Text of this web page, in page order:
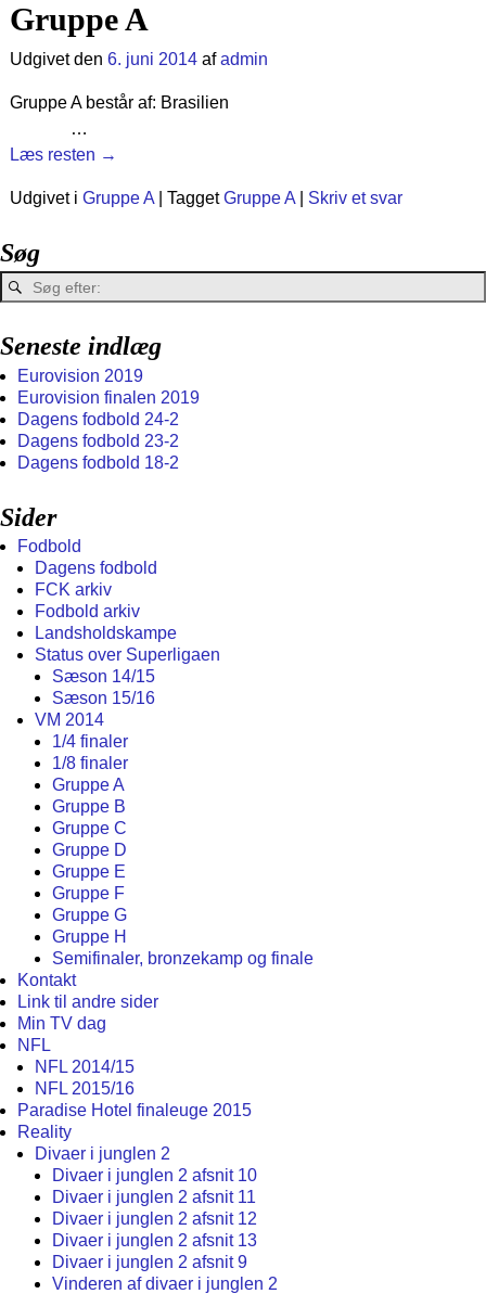
Gruppe A
Udgivet den 6. juni 2014 afadmin
Gruppe A består af: Brasilien
…
Læs resten →
Udgivet i Gruppe A| Tagget Gruppe A| Skriv et svar
Søg
Seneste indlæg
Eurovision 2019
Eurovision finalen 2019
Dagens fodbold 24-2
Dagens fodbold 23-2
Dagens fodbold 18-2
Sider
Fodbold
Dagens fodbold
FCK arkiv
Fodbold arkiv
Landsholdskampe
Status over Superligaen
Sæson 14/15
Sæson 15/16
VM 2014
1/4 finaler
1/8 finaler
Gruppe A
Gruppe B
Gruppe C
Gruppe D
Gruppe E
Gruppe F
Gruppe G
Gruppe H
Semifinaler, bronzekamp og finale
Kontakt
Link til andre sider
Min TV dag
NFL
NFL 2014/15
NFL 2015/16
Paradise Hotel finaleuge 2015
Reality
Divaer i junglen 2
Divaer i junglen 2 afsnit 10
Divaer i junglen 2 afsnit 11
Divaer i junglen 2 afsnit 12
Divaer i junglen 2 afsnit 13
Divaer i junglen 2 afsnit 9
Vinderen af divaer i junglen 2